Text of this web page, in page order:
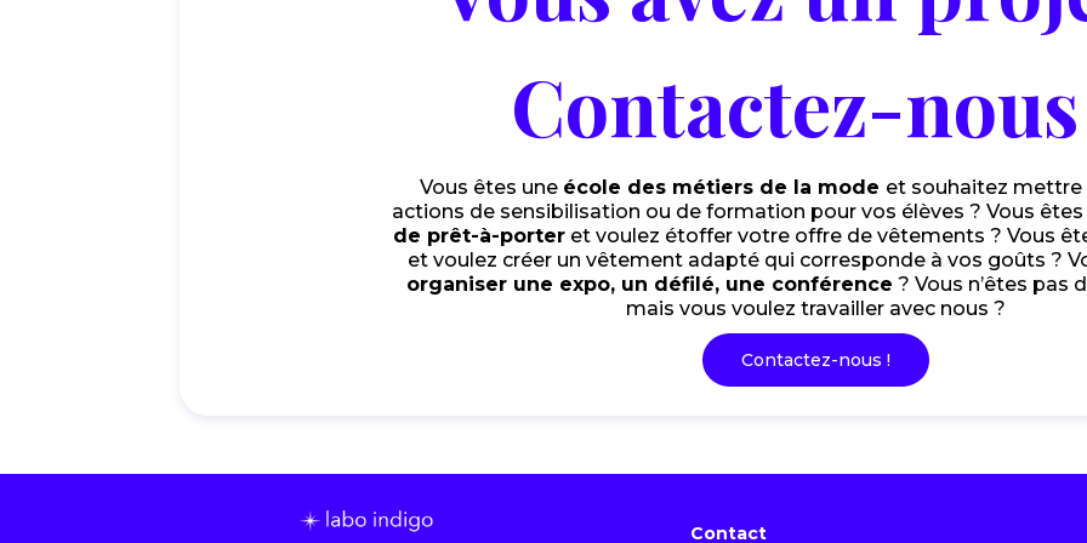
Contactez-
Vous êtes une école des métiers de la mode et souhaitez mettre
actions de sensibilisation ou de formation pour vos élèves ? Vous
de prêt-à-porter et voulez étoffer votre offre de vêtements ? Vous
et voulez créer un vêtement adapté qui corresponde à vos goûts ?
organiser une expo, un défilé, une conférence ? Vous n’êtes pas
mais vous voulez travailler avec nous ?
Contactez-nous !
Contact